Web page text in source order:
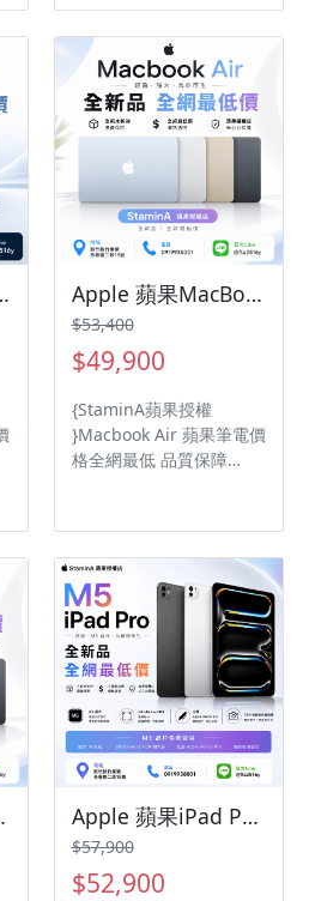
Retina 顯示器 16GB 統一
記憶體、1TB SSD 儲存裝
置
512GB /macbookair/Macbookair Apple 蘋果MacBook Air 13吋 10CPU /10GPU 16GB記憶體 1TB SSD
$53,400
$49,900
{StaminA蘋果授權
}Macbook Air 蘋果筆電價
格全網最低 品質保障
Retina 顯示器 16GB 統一
記憶體、 1TB SSD 儲存裝
置
512GB SSD Apple 蘋果iPad Pro 13吋 512G WiFi/iPadpro/iPadPro/M5ipadpro
$57,900
$52,900